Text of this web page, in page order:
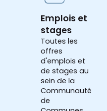
Emplois et
stages
Toutes les
offres
d'emplois et
de stages au
sein de la
Communauté
de